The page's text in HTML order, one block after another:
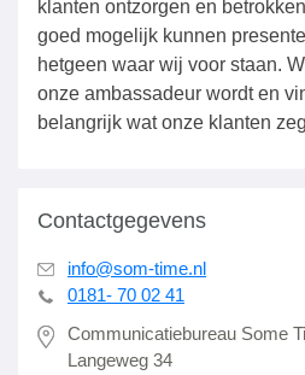
klanten ontzorgen en
goed mogelijk kunnen
hetgeen waar wij voor staan.
onze ambassadeur wordt en
belangrijk wat onze klanten
Contactgegevens
info@som-time.nl
0181- 70 02 41
Communicatiebureau Some
Langeweg 34